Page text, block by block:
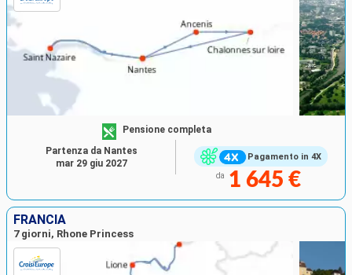
Pagamento in 4X
Pensione completa
da 1 645 €
Partenza da Nantes
mar 29 giu 2027
FRANCIA
7 giorni, Rhone Princess